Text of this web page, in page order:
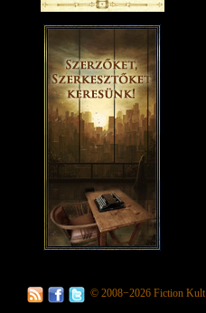
© 2008−2026 Fiction Kult